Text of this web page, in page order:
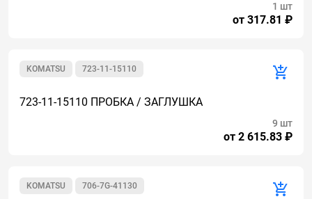
от 317.81 ₽
1 шт
723-11-15110
KOMATSU
723-11-15110 ПРОБКА / ЗАГЛУШКА
от 2 615.83 ₽
9 шт
706-7G-41130
KOMATSU